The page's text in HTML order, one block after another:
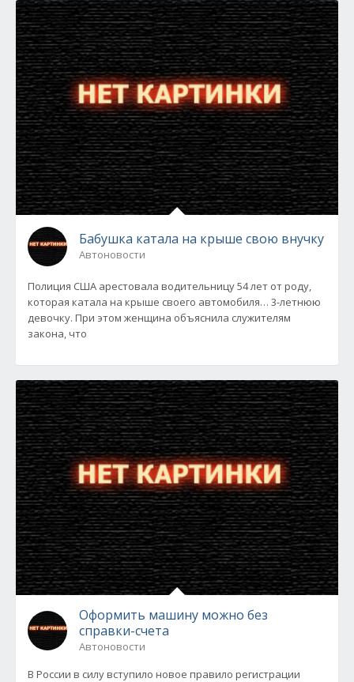
Бабушка катала на крыше свою внучку
Автоновости
Полиция США арестовала водительницу 54 лет от роду,
которая катала на крыше своего автомобиля… 3-летнюю
девочку. При этом женщина объяснила служителям
закона, что
Оформить машину можно без
справки-счета
Автоновости
В России в силу вступило новое правило регистрации